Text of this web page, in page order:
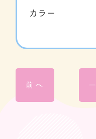
カラー
前へ